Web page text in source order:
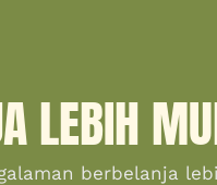
LEBIH
berbelanja